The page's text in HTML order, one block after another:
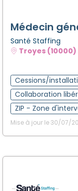
Médecin
Santé Staffing
Troyes (10000)
Cessions/
Collaboration
ZIP - Zone
Mise à jour le 30/07/